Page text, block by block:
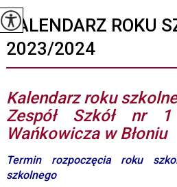
KALENDARZ ROKU
2023/2024
Kalendarz roku
Zespół Szkół nr
Wańkowicza w Błoniu
Termin rozpoczęcia roku
szkolnego